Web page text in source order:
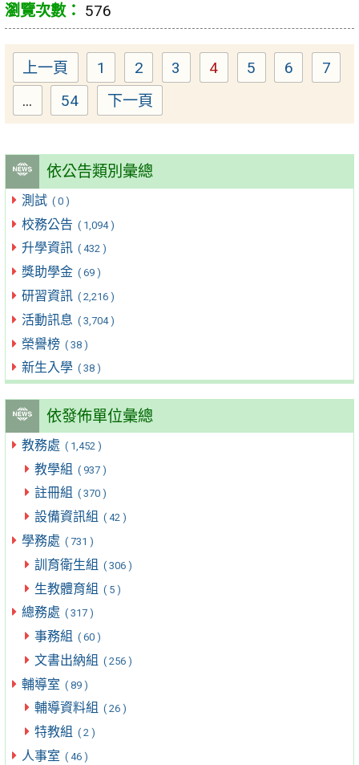
依公告類別彙總
測試 ( 0 )
校務公告 ( 1,094 )
升學資訊 ( 432 )
獎助學金 ( 69 )
研習資訊 ( 2,216 )
活動訊息 ( 3,704 )
榮譽榜 ( 38 )
新生入學 ( 38 )
依發佈單位彙總
教務處 ( 1,452 )
教學組 ( 937 )
註冊組 ( 370 )
設備資訊組 ( 42 )
學務處 ( 731 )
訓育衛生組 ( 306 )
生教體育組 ( 5 )
總務處 ( 317 )
事務組 ( 60 )
文書出納組 ( 256 )
輔導室 ( 89 )
輔導資料組 ( 26 )
特教組 ( 2 )
人事室 ( 46 )
576
上一頁 Page
1 Page
2 Page
3 Page
4 Page
5 Page
6
7
...
Page
54 下一頁